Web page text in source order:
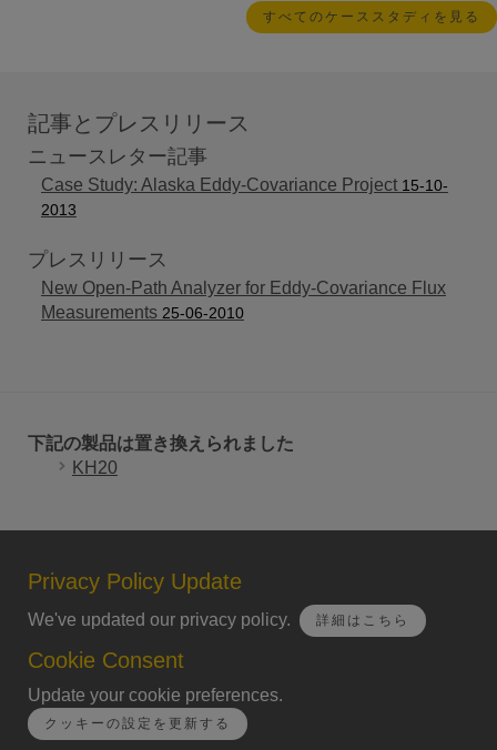
すべてのケーススタディを見る
記事とプレスリリース
ニュースレター記事
Case Study: Alaska Eddy-Covariance Project 15-10-
2013
プレスリリース
New Open-Path Analyzer for Eddy-Covariance Flux
Measurements 25-06-2010
下記の製品は置き換えられました
KH20
Privacy Policy Update
We've updated our privacy policy. 詳細はこちら
Cookie Consent
Update your cookie preferences.
クッキーの設定を更新する